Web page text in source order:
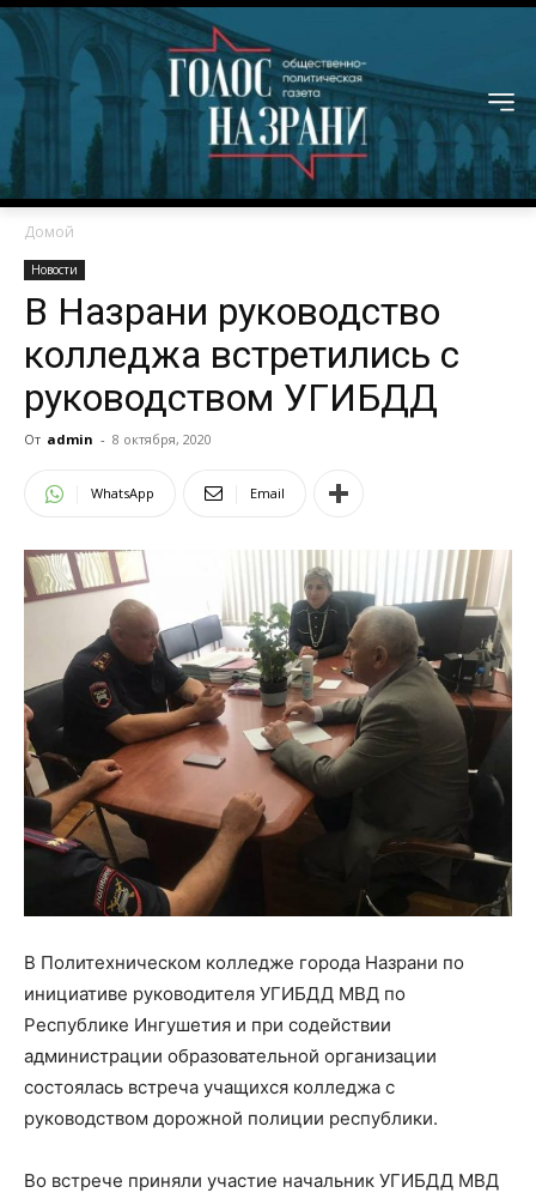
Домой
Новости
В Назрани руководство
колледжа встретились с
руководством УГИБДД
От admin - 8 октября, 2020
WhatsApp Email
В Политехническом колледже города Назрани по
инициативе руководителя УГИБДД МВД по
Республике Ингушетия и при содействии
администрации образовательной организации
состоялась встреча учащихся колледжа с
руководством дорожной полиции республики.
Во встрече приняли участие начальник УГИБДД МВД